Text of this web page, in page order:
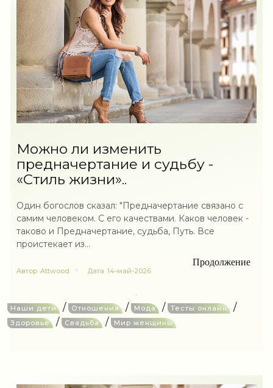
Можно ли изменить
предначертание и судьбу -
«Стиль жизни»..
Один богослов сказал: "Предначертание связано с
самим человеком. С его качествами. Каков человек -
таково и Предначертание, судьба, Путь. Все
проистекает из...
Продолжение
Автор Attwood Дата 14-май-2026
Наши дети / Отношения / Мода / Тесты онлайн /
Здоровье / Свадьба / Мир женщины